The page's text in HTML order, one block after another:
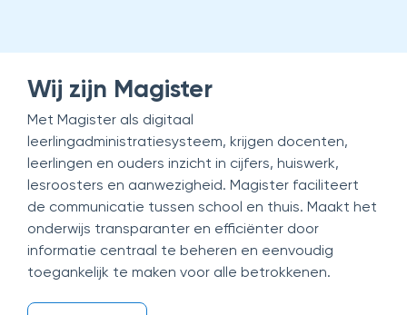
Wij zijn Magister
Met Magister als digitaal
leerlingadministratiesysteem, krijgen docenten,
leerlingen en ouders inzicht in cijfers, huiswerk,
lesroosters en aanwezigheid. Magister faciliteert
de communicatie tussen school en thuis. Maakt het
onderwijs transparanter en efficiënter door
informatie centraal te beheren en eenvoudig
toegankelijk te maken voor alle betrokkenen.